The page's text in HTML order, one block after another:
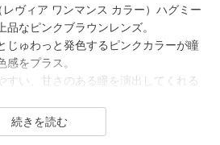
ヴィア ワンマンス カラー）ハグミー
なピンクブラウンレンズ。
じゅわっと発色するピンクカラーが瞳
をプラス。
すい、甘さのある瞳を演出してくれる
、「洗練」と「幅広い年齢層に愛され